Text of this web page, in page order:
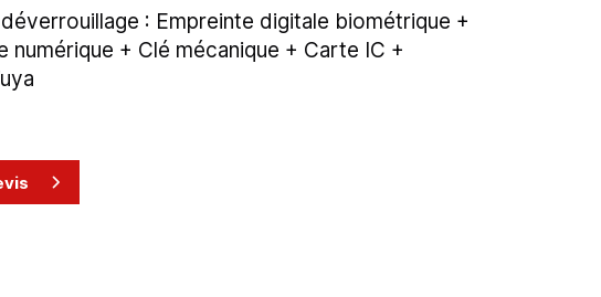
: Empreinte digitale biométrique +
numérique + Clé mécanique + Carte IC +